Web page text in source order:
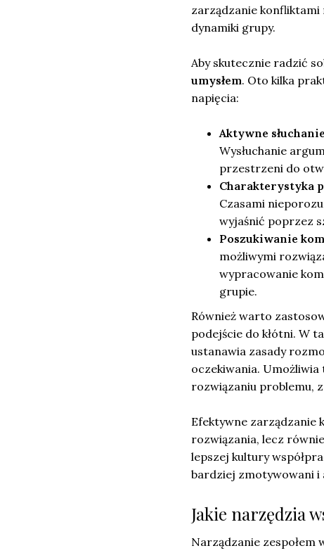
zarządzanie
dynamiki grupy.
Aby skutecznie radzić
umysłem. Oto kilka
napięcia:
Aktywne słuchanie
Wysłuchanie
przestrzeni do
Charakterystyka
Czasami
wyjaśnić poprzez
Poszukiwanie
możliwymi
wypracowanie
grupie.
Również warto
podejście do kłótni. W
ustanawia zasady
oczekiwania.
rozwiązaniu problemu,
Efektywne zarządzanie
rozwiązania, lecz
lepszej kultury
bardziej zmotywowani i
Jakie narzędzia
Narządzanie